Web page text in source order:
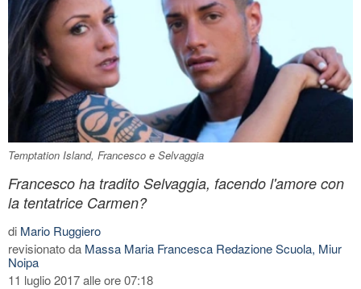
Temptation Island, Francesco e Selvaggia
Francesco ha tradito Selvaggia, facendo l'amore con
la tentatrice Carmen?
di Mario Ruggiero
revisionato da Massa Maria Francesca Redazione Scuola, Miur
Noipa
11 luglio 2017 alle ore 07:18